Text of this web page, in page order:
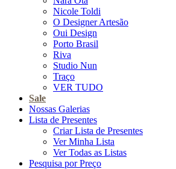
Nicole Toldi
O Designer Artesão
Oui Design
Porto Brasil
Riva
Studio Nun
Traço
VER TUDO
Sale
Nossas Galerias
Lista de Presentes
Criar Lista de Presentes
Ver Minha Lista
Ver Todas as Listas
Pesquisa por Preço